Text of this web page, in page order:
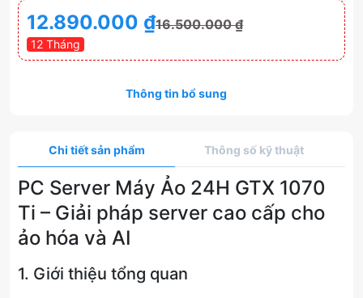
16.500.000₫
12.890.000 ₫
12 Tháng
Thông tin bổ sung
Chi tiết sản phẩm Thông số kỹ thuật
PC Server Máy Ảo 24H GTX 1070
Ti – Giải pháp server cao cấp cho
ảo hóa và AI
1. Giới thiệu tổng quan